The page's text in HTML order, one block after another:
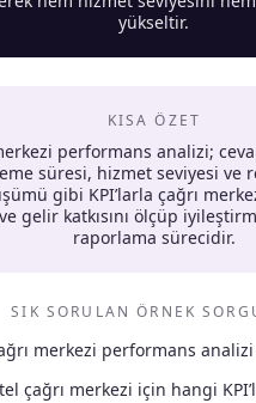
yükseltir.
KISA ÖZET
performans analizi;
süresi, hizmet seviyesi ve
gibi KPI’larla çağrı
gelir katkısını ölçüp
raporlama sürecidir.
SIK SORULAN ÖRNEK
merkezi performans
çağrı merkezi için hangi